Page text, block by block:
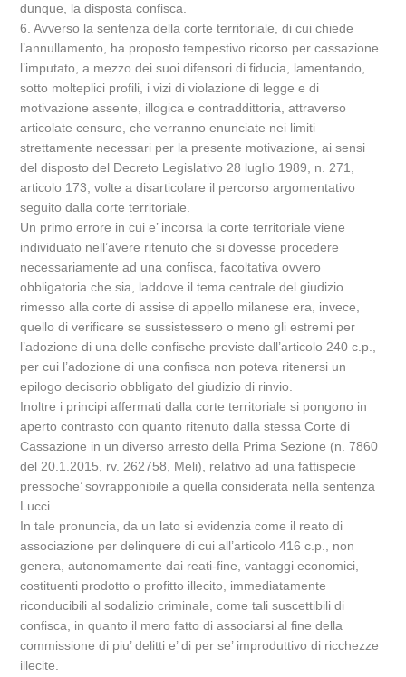
dunque, la disposta confisca.
6. Avverso la sentenza della corte territoriale, di cui chiede
l’annullamento, ha proposto tempestivo ricorso per cassazione
l’imputato, a mezzo dei suoi difensori di fiducia, lamentando,
sotto molteplici profili, i vizi di violazione di legge e di
motivazione assente, illogica e contraddittoria, attraverso
articolate censure, che verranno enunciate nei limiti
strettamente necessari per la presente motivazione, ai sensi
del disposto del Decreto Legislativo 28 luglio 1989, n. 271,
articolo 173, volte a disarticolare il percorso argomentativo
seguito dalla corte territoriale.
Un primo errore in cui e’ incorsa la corte territoriale viene
individuato nell’avere ritenuto che si dovesse procedere
necessariamente ad una confisca, facoltativa ovvero
obbligatoria che sia, laddove il tema centrale del giudizio
rimesso alla corte di assise di appello milanese era, invece,
quello di verificare se sussistessero o meno gli estremi per
l’adozione di una delle confische previste dall’articolo 240 c.p.,
per cui l’adozione di una confisca non poteva ritenersi un
epilogo decisorio obbligato del giudizio di rinvio.
Inoltre i principi affermati dalla corte territoriale si pongono in
aperto contrasto con quanto ritenuto dalla stessa Corte di
Cassazione in un diverso arresto della Prima Sezione (n. 7860
del 20.1.2015, rv. 262758, Meli), relativo ad una fattispecie
pressoche’ sovrapponibile a quella considerata nella sentenza
Lucci.
In tale pronuncia, da un lato si evidenzia come il reato di
associazione per delinquere di cui all’articolo 416 c.p., non
genera, autonomamente dai reati-fine, vantaggi economici,
costituenti prodotto o profitto illecito, immediatamente
riconducibili al sodalizio criminale, come tali suscettibili di
confisca, in quanto il mero fatto di associarsi al fine della
commissione di piu’ delitti e’ di per se’ improduttivo di ricchezze
illecite.